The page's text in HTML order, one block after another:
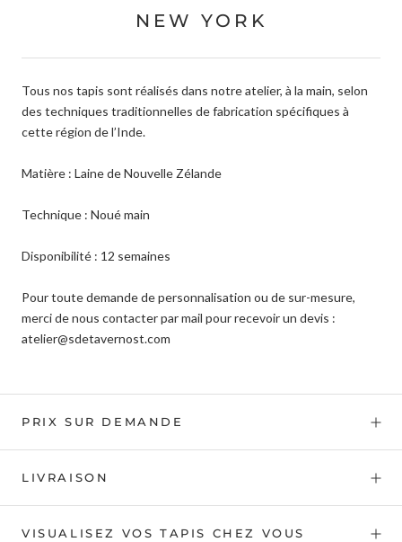
NEW YORK
Tous nos tapis sont réalisés dans notre atelier, à la main, selon
des techniques traditionnelles de fabrication spécifiques à
cette région de l’Inde.
Matière : Laine de Nouvelle Zélande
Technique : Noué main
Disponibilité : 12 semaines
Pour toute demande de personnalisation ou de sur-mesure,
merci de nous contacter par mail pour recevoir un devis :
atelier@sdetavernost.com
PRIX SUR DEMANDE
LIVRAISON
VISUALISEZ VOS TAPIS CHEZ VOUS